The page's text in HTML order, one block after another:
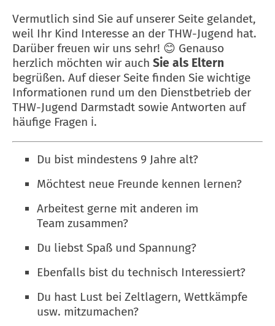
Vermutlich sind Sie auf unserer Seite gelandet,
weil Ihr Kind Interesse an der THW-Jugend hat.
Darüber freuen wir uns sehr! 😊 Genauso
herzlich möchten wir auch Sie als Eltern
begrüßen. Auf dieser Seite finden Sie wichtige
Informationen rund um den Dienstbetrieb der
THW-Jugend Darmstadt sowie Antworten auf
häufige Fragen ℹ️.
Du bist mindestens 9 Jahre alt?
Möchtest neue Freunde kennen lernen?
Arbeitest gerne mit anderen im
Team zusammen?
Du liebst Spaß und Spannung?
Ebenfalls bist du technisch Interessiert?
Du hast Lust bei Zeltlagern, Wettkämpfe
usw. mitzumachen?